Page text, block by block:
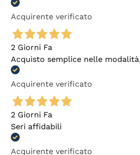
Acquirente verificato
2 Giorni Fa
Acquisto semplice nelle
Acquirente verificato
2 Giorni Fa
Seri affidabili
Acquirente verificato